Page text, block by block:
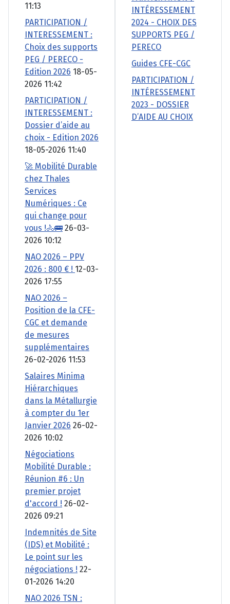
11:13
PARTICIPATION /
INTERESSEMENT :
Choix des supports
PEG / PERECO -
Edition 2026 18-05-
2026 11:42
PARTICIPATION /
INTERESSEMENT :
Dossier d’aide au
choix - Edition 2026
18-05-2026 11:40
🚀 Mobilité Durable
chez Thales
Services
Numériques : Ce
qui change pour
vous !🚴🚌 26-03-
2026 10:12
NAO 2026 – PPV
2026 : 800 € ! 12-03-
2026 17:55
NAO 2026 –
Position de la CFE-
CGC et demande
de mesures
supplémentaires
26-02-2026 11:53
Salaires Minima
Hiérarchiques
dans la Métallurgie
à compter du 1er
Janvier 2026 26-02-
2026 10:02
Négociations
Mobilité Durable :
Réunion #6 : Un
premier projet
d'accord ! 26-02-
2026 09:21
Indemnités de Site
(IDS) et Mobilité :
Le point sur les
négociations ! 22-
01-2026 14:20
NAO 2026 TSN :
INTÉRESSEMENT
2024 - CHOIX DES
SUPPORTS PEG /
PERECO
Guides CFE-CGC
PARTICIPATION /
INTÉRESSEMENT
2023 - DOSSIER
D’AIDE AU CHOIX